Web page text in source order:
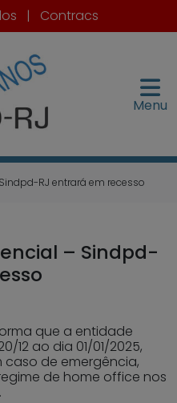
| Contracs
Menu
RJ entrará em recesso
– Sindpd-
que a entidade
12 ao dia 01/01/2025,
caso de emergência,
de home office nos